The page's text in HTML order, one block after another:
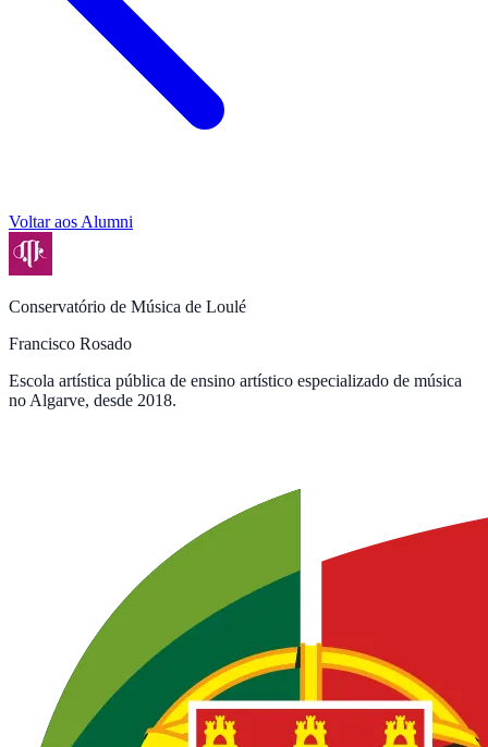
Voltar aos Alumni
Conservatório de Música de Loulé
Francisco Rosado
Escola artística pública de ensino artístico especializado de música
no Algarve, desde 2018.